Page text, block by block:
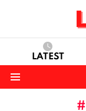
LATEST